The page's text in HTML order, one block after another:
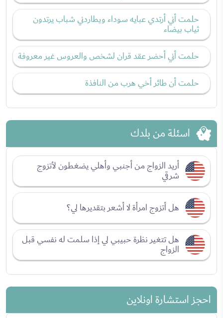
حلمت أني أرتدي عبايه سوداء ويطاردني شباب يرتدون
ثياب بيضاء
حلمت أني أحضر عقد قران لشخص والعروس غير معروفة
حلمت أن طائر أخي هرب من النافذة
اسئلة من بلدك
أريد الزواج من أجنبي وأهلي يضغطون لأتزوج
شرقي
هل أتزوج امرأة لا أشعر بتقديرها لي؟
هل تتغير نظرة حبيبي لي إذا سلمت له نفسي قبل
الزواج
احجز استشارة اونلاين